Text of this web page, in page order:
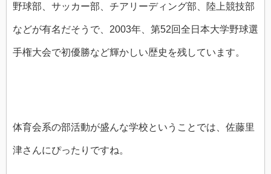
野球部、サッカー部、チアリーディング部、陸上競技部
などが有名だそうで、2003年、第52回全日本大学野球選
手権大会で初優勝など輝かしい歴史を残しています。
体育会系の部活動が盛んな学校ということでは、佐藤里
津さんにぴったりですね。